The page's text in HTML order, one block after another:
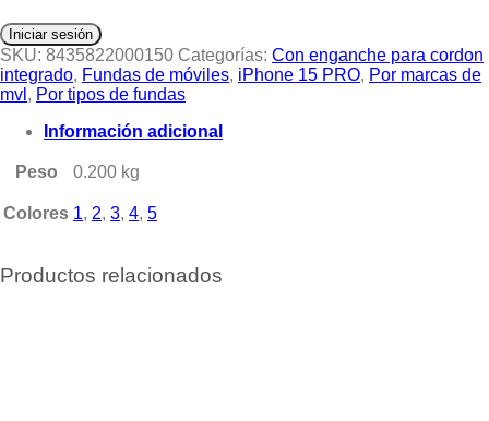
Iniciar sesión
SKU: 8435822000150 Categorías: Con enganche para cordon
integrado, Fundas de móviles, iPhone 15 PRO, Por marcas de
mvl , Por tipos de fundas
Información adicional
Peso 0.200 kg
Colores 1, 2, 3, 4, 5
Productos relacionados